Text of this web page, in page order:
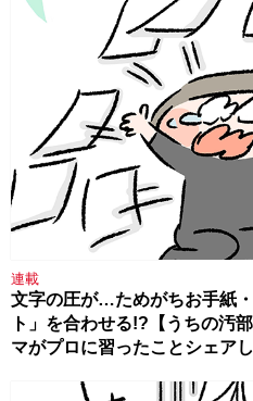
連載
文字の圧が…ためがちお手紙
ト」を合わせる!?【うちの汚
マがプロに習ったことシェア